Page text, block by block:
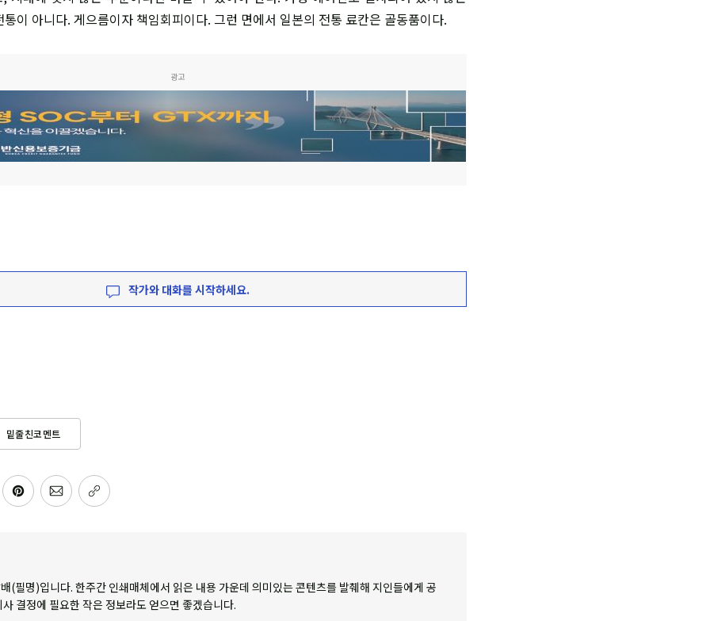
이 아니다. 게으름이자 책임회피이다. 그런 면에서 일본의 전통 료칸은 골동품이다.
광고
작가와 대화를 시작하세요.
밑줄친코멘트
(필명)입니다. 한주간 인쇄매체에서 읽은 내용 가운데 의미있는 콘텐츠를 발췌해 지인들에게 공
결정에 필요한 작은 정보라도 얻으면 좋겠습니다.